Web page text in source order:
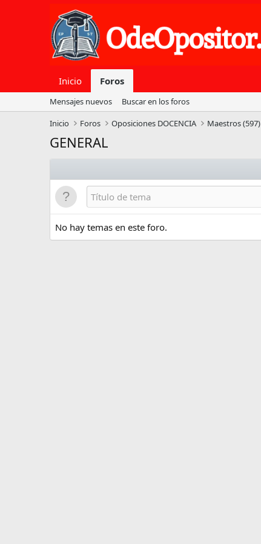
Inicio Foros
Mensajes nuevos
Buscar en los foros
Inicio
Foros Oposiciones DOCENCIA Maestros (597)
GENERAL
No hay temas en este foro.